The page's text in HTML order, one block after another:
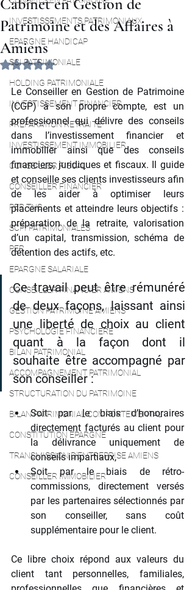
INVESTISSEMENTS PATRIMONIAUX
EPARGNE HANDICAP
SCI PATRIMONIALE
HOLDING PATRIMONIALE
INVESTISSEMENT FINANCIER
PREPARATION RETRAITE
INVESTISSEMENT IMMOBILIER
CONSEILLER FISCAL
CONSEILLER FINANCIER
PER TNS
SCPI PATRIMONIALES
PER
EPARGNE SALARIALE
CONSEILLER FINANCIER AMIENS
GESTION PATRIMOINE AMIENS
PSYCHOLOGIE FINANCIERE
BILAN PATRIMONIAL
ACCOMPAGNEMENT PATRIMONIAL
STRUCTURATION DU PATRIMOINE
BILAN PATRIMONIAL COMPORTEMENTAL
CONSTITUTION EPARGNE
TRANSMISSION D'ENTREPRISE AMIENS
CONSEILLER IMMOBILIER
Cabinet en Gestion de
Patrimoine et des Affaires à
Amiens
Noté NaN étoiles sur 5.
Le Conseiller en Gestion de Patrimoine
(CGP) à son propre compte, est un
professionnel qui délivre des conseils
dans l’investissement financier et
immobilier ainsi que des conseils
financiers, juridiques et fiscaux. Il guide
et conseille ses clients investisseurs afin
de les aider à optimiser leurs
placements et atteindre leurs objectifs :
préparation de la retraite, valorisation
d’un capital, transmission, schéma de
détention des actifs, etc.
Ce travail peut être rémunéré
de deux façons, laissant ainsi
une liberté de choix au client
quant à la façon dont il
souhaite être accompagné par
son conseiller :
Soit par le biais d’honoraires
directement facturés au client pour
la délivrance uniquement de
conseils impartiaux,
Soit par le biais de rétro-
commissions, directement versés
par les partenaires sélectionnés par
son conseiller, sans coût
supplémentaire pour le client.
Ce libre choix répond aux valeurs du
client tant personnelles, familiales,